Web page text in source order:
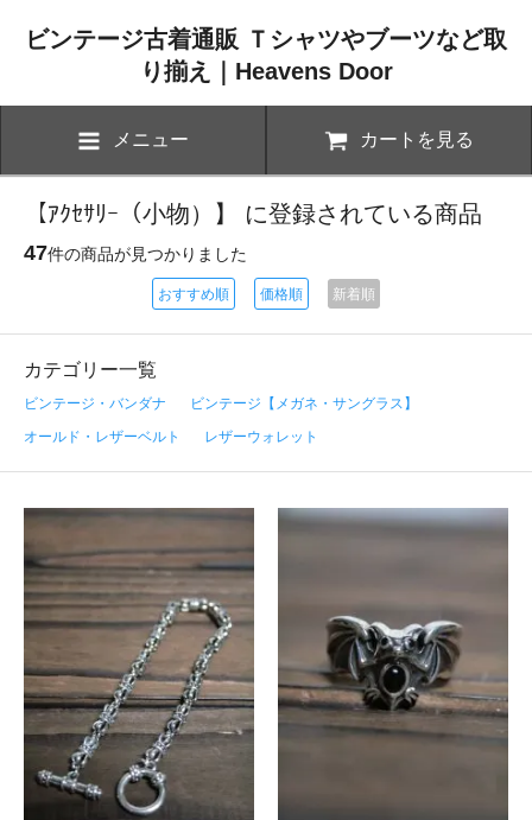
ビンテージ古着通販 Ｔシャツやブーツなど取
り揃え｜Heavens Door
メニュー カートを見る
【ｱｸｾｻﾘｰ（小物）】 に登録されている商品
47件の商品が見つかりました
おすすめ順 価格順 新着順
カテゴリー一覧
ビンテージ・バンダナ
ビンテージ【メガネ・サングラス】
オールド・レザーベルト
レザーウォレット